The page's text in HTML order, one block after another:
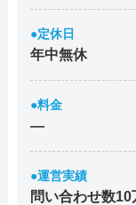
●定休日
年中無休
●料金
―
●運営実績
問い合わせ数10